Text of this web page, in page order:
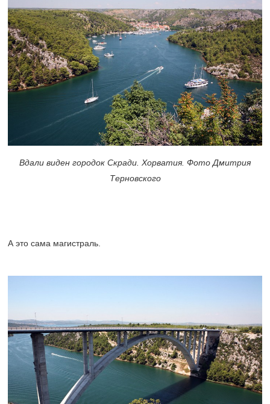
Вдали виден городок Скради. Хорватия. Фото Дмитрия
Терновского
А это сама магистраль.